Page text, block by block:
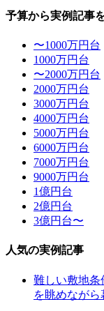
予算から実例記事
〜1000万円台
1000万円台
〜2000万円台
2000万円台
3000万円台
4000万円台
5000万円台
6000万円台
7000万円台
9000万円台
1億円台
2億円台
3億円台〜
人気の実例記事
難しい敷地条
を眺めなが